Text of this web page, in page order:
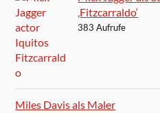
‚Fitzcarraldo‘
383 Aufrufe
Miles Davis als Maler